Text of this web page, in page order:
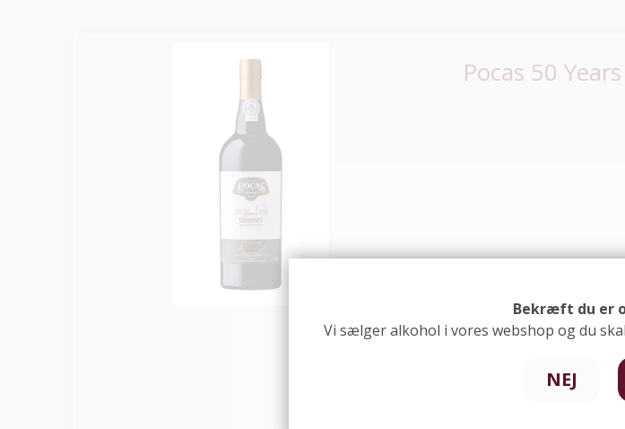
Pocas 50
Bekræft du er
Vi sælger alkohol i vores webshop og du
NEJ